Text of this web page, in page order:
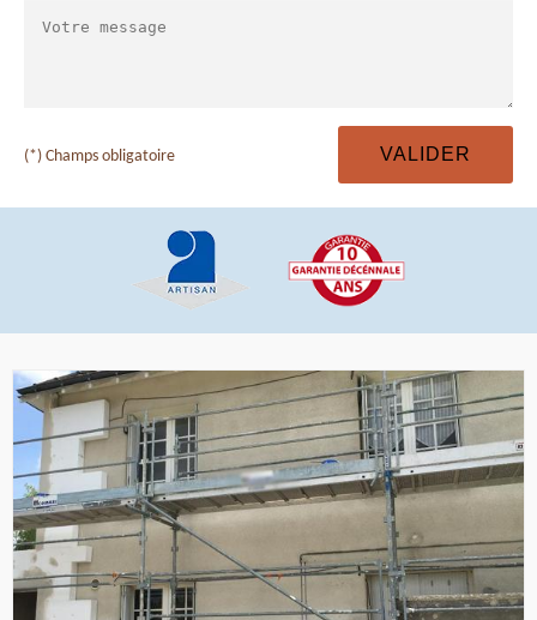
(*) Champs obligatoire